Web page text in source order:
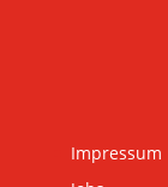
Impressum